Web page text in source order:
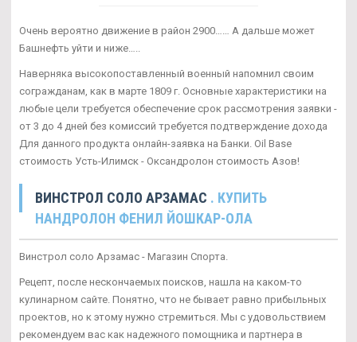
Очень вероятно движение в район 2900…… А дальше может
Башнефть уйти и ниже…..
Наверняка высокопоставленный военный напомнил своим
согражданам, как в марте 1809 г. Основные характеристики на
любые цели требуется обеспечение срок рассмотрения заявки -
от 3 до 4 дней без комиссий требуется подтверждение дохода
Для данного продукта онлайн-заявка на Банки. Oil Base
стоимость Усть-Илимск - Оксандролон стоимость Азов!
ВИНСТРОЛ СОЛО АРЗАМАС . КУПИТЬ
НАНДРОЛОН ФЕНИЛ ЙОШКАР-ОЛА
Винстрол соло Арзамас - Магазин Спорта.
Рецепт, после нескончаемых поисков, нашла на каком-то
кулинарном сайте. Понятно, что не бывает равно прибыльных
проектов, но к этому нужно стремиться. Мы с удовольствием
рекомендуем вас как надежного помощника и партнера в